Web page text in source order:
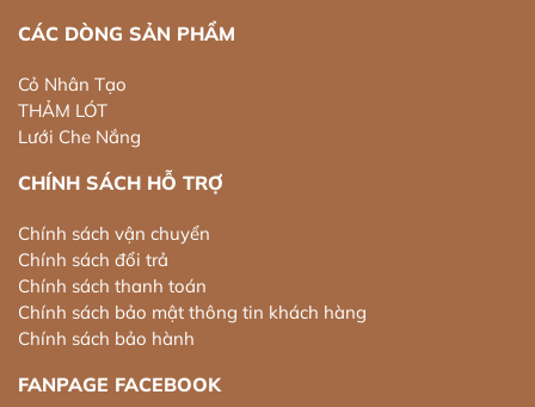
CÁC DÒNG SẢN PHẨM
Cỏ Nhân Tạo
THẢM LÓT
Lưới Che Nắng
CHÍNH SÁCH HỖ TRỢ
Chính sách vận chuyển
Chính sách đổi trả
Chính sách thanh toán
Chính sách bảo mật thông tin khách hàng
Chính sách bảo hành
FANPAGE FACEBOOK